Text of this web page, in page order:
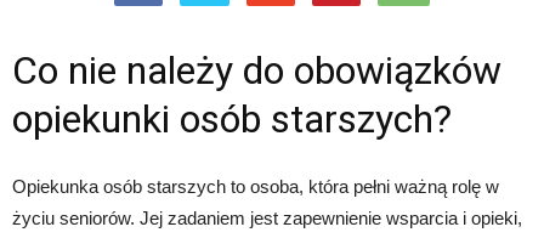
Co nie należy do obowiązków
opiekunki osób starszych?
Opiekunka osób starszych to osoba, która pełni ważną rolę w
życiu seniorów. Jej zadaniem jest zapewnienie wsparcia i opieki,